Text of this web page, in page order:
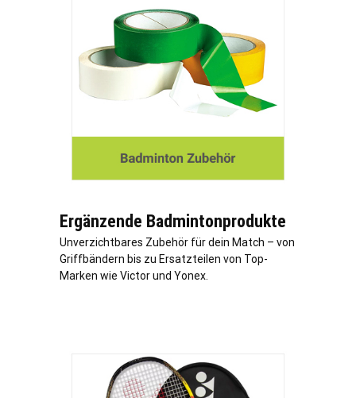
Ergänzende Badmintonprodukte
Unverzichtbares Zubehör für dein Match – von
Griffbändern bis zu Ersatzteilen von Top-
Marken wie Victor und Yonex.